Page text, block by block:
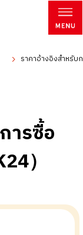
ราคาอ้างอิงสำหรับ
ารซื้อ
）